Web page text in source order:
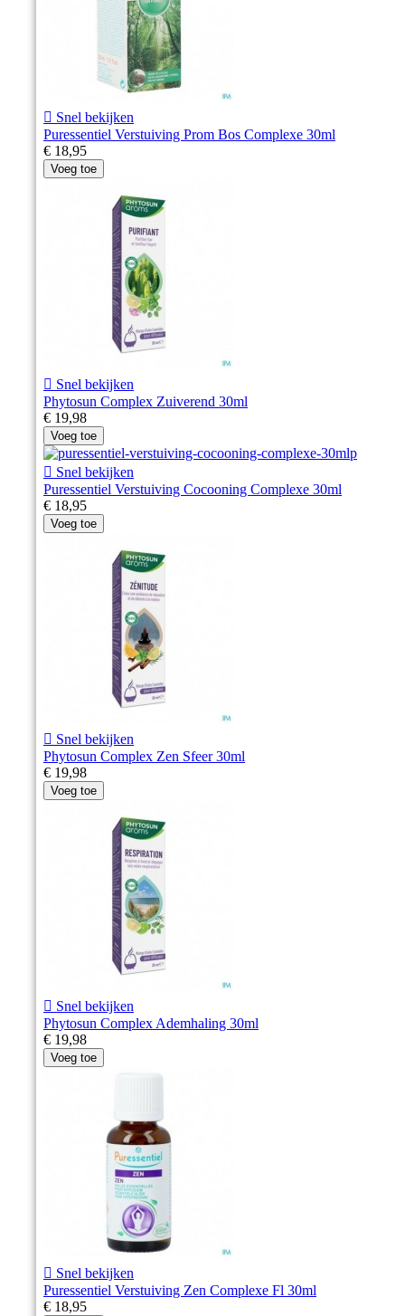
 Snel bekijken
Puressentiel Verstuiving Prom Bos Complexe 30ml
€ 18,95
Voeg toe
 Snel bekijken
Phytosun Complex Zuiverend 30ml
€ 19,98
Voeg toe
 Snel bekijken
Puressentiel Verstuiving Cocooning Complexe 30ml
€ 18,95
Voeg toe
 Snel bekijken
Phytosun Complex Zen Sfeer 30ml
€ 19,98
Voeg toe
 Snel bekijken
Phytosun Complex Ademhaling 30ml
€ 19,98
Voeg toe
 Snel bekijken
Puressentiel Verstuiving Zen Complexe Fl 30ml
€ 18,95